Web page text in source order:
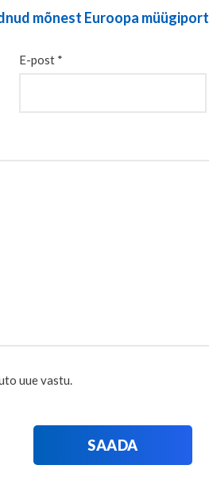
mõnest Euroopa
E-post *
uue vastu.